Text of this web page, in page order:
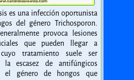
es una infección oportunista
del género Trichosporon.
provoca lesiones
que pueden llegar a
tratamiento suele ser
la escasez de antifúngicos
el género de hongos que